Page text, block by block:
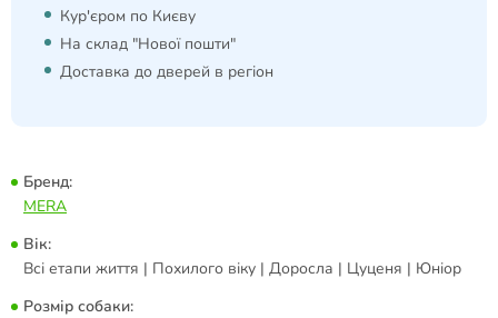
Кур'єром по Києву
На склад "Нової пошти"
Доставка до дверей в регіон
Бренд:
MERA
Вік:
Всі етапи життя | Похилого віку | Доросла | Цуценя | Юніор
Розмір собаки: